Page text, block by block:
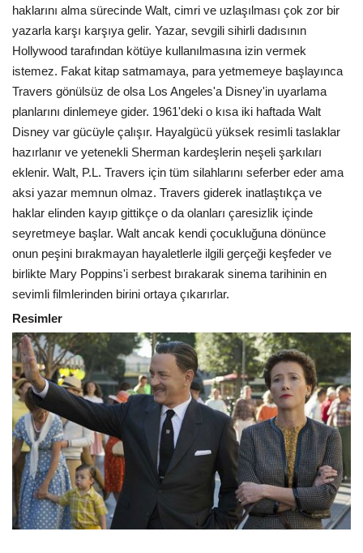
haklarını alma sürecinde Walt, cimri ve uzlaşılması çok zor bir
yazarla karşı karşıya gelir. Yazar, sevgili sihirli dadısının
Hollywood tarafından kötüye kullanılmasına izin vermek
istemez. Fakat kitap satmamaya, para yetmemeye başlayınca
Travers gönülsüz de olsa Los Angeles'a Disney'in uyarlama
planlarını dinlemeye gider. 1961'deki o kısa iki haftada Walt
Disney var gücüyle çalışır. Hayalgücü yüksek resimli taslaklar
hazırlanır ve yetenekli Sherman kardeşlerin neşeli şarkıları
eklenir. Walt, P.L. Travers için tüm silahlarını seferber eder ama
aksi yazar memnun olmaz. Travers giderek inatlaştıkça ve
haklar elinden kayıp gittikçe o da olanları çaresizlik içinde
seyretmeye başlar. Walt ancak kendi çocukluğuna dönünce
onun peşini bırakmayan hayaletlerle ilgili gerçeği keşfeder ve
birlikte Mary Poppins'i serbest bırakarak sinema tarihinin en
sevimli filmlerinden birini ortaya çıkarırlar.
Resimler